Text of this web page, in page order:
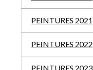
PEINTURES 2021
PEINTURES 2022
PEINTURES 2023